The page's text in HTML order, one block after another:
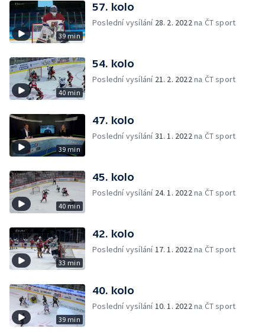
39 min
57. kolo
Poslední vysílání 28. 2. 2022na ČT sport
40 min
54. kolo
Poslední vysílání 21. 2. 2022na ČT sport
39 min
47. kolo
Poslední vysílání31. 1. 2022na ČT sport
40 min
45. kolo
Poslední vysílání 24. 1. 2022na ČT sport
33 min
42. kolo
Poslední vysílání17. 1. 2022na ČT sport
39 min
40. kolo
Poslední vysílání10. 1. 2022na ČT sport